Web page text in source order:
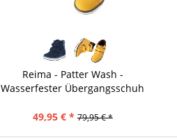
Reima - Patter Wash -
Wasserfester Übergangsschuh
49,95 € * 79,95 € *